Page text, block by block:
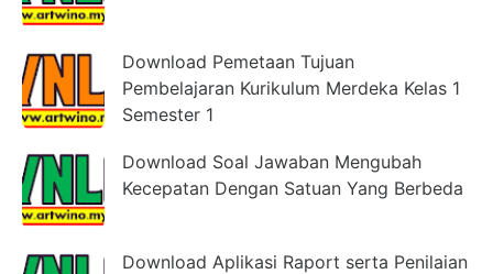
Download Pemetaan Tujuan
Pembelajaran Kurikulum Merdeka Kelas 1
Semester 1
Download Soal Jawaban Mengubah
Kecepatan Dengan Satuan Yang Berbeda
Download Aplikasi Raport serta Penilaian